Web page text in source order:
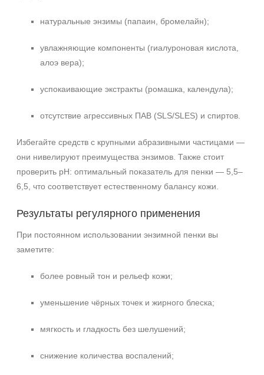
натуральные энзимы (папаин, бромелайн);
увлажняющие компоненты (гиалуроновая кислота,
алоэ вера);
успокаивающие экстракты (ромашка, календула);
отсутствие агрессивных ПАВ (SLS/SLES) и спиртов.
Избегайте средств с крупными абразивными частицами —
они нивелируют преимущества энзимов. Также стоит
проверить pH: оптимальный показатель для пенки — 5,5–
6,5, что соответствует естественному балансу кожи.
Результаты регулярного применения
При постоянном использовании энзимной пенки вы
заметите:
более ровный тон и рельеф кожи;
уменьшение чёрных точек и жирного блеска;
мягкость и гладкость без шелушений;
снижение количества воспалений;